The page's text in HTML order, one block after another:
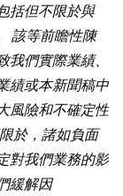
括但不限於與
該等前瞻性陳
們實際業績、
績或本新聞稿中
風險和不確定性
於，諸如負面
對我們業務的影
緩解因